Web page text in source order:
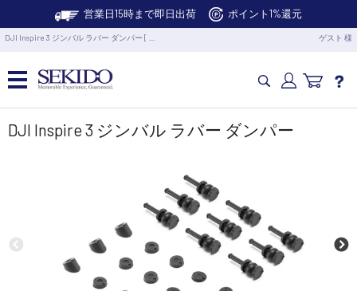
営業日15時まで即日出荷 ポイント1%還元
DJI Inspire 3 ジンバル ラバー ダンパー [ … ゲスト 様
カメラドローン・生活家電
業務用ドローン・業務関連製品
水中ドローン(ROV)・水中スクーター
DJI Inspire 3 ジンバル ラバー ダンパー